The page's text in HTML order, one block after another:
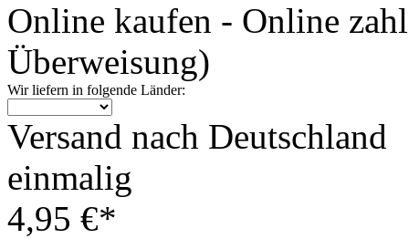
Online kaufen - Online
Überweisung)
Wir liefern in folgende Länder:
Versand nach Deutschland
einmalig
4,95 €*